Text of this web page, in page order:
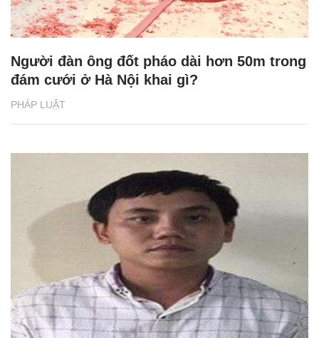
PHÁP LUẬT
Người đàn ông đốt pháo dài hơn 50m trong
đám cưới ở Hà Nội khai gì?